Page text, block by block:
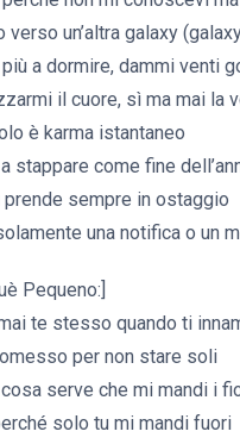
verso un’altra galaxy
a dormire, dammi venti
il cuore, sì ma mai la
è karma istantaneo
stappare come fine
prende sempre in ostaggio
una notifica o un
Pequeno:]
te stesso quando ti
per non stare soli
serve che mi mandi i
solo tu mi mandi fuori